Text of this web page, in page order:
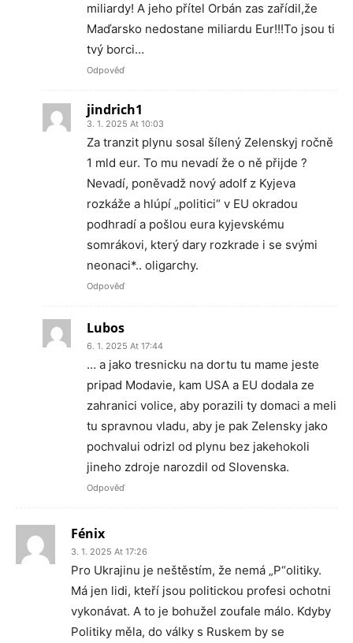
miliardy! A jeho přítel Orbán zas zařídil,že
Maďarsko nedostane miliardu Eur!!!To jsou ti
tvý borci…
Odpověď
jindrich1
3. 1. 2025 At 10:03
Za tranzit plynu sosal šílený Zelenskyj ročně
1 mld eur. To mu nevadí že o ně přijde ?
Nevadí, poněvadž nový adolf z Kyjeva
rozkáže a hlúpí „politici“ v EU okradou
podhradí a pošlou eura kyjevskému
somrákovi, který dary rozkrade i se svými
neonaci*.. oligarchy.
Odpověď
Lubos
6. 1. 2025 At 17:44
… a jako tresnicku na dortu tu mame jeste
pripad Modavie, kam USA a EU dodala ze
zahranici volice, aby porazili ty domaci a meli
tu spravnou vladu, aby je pak Zelensky jako
pochvalui odrizl od plynu bez jakehokoli
jineho zdroje narozdil od Slovenska.
Odpověď
Fénix
3. 1. 2025 At 17:26
Pro Ukrajinu je neštěstím, že nemá „P“olitiky.
Má jen lidi, kteří jsou politickou profesi ochotni
vykonávat. A to je bohužel zoufale málo. Kdyby
Politiky měla, do války s Ruskem by se